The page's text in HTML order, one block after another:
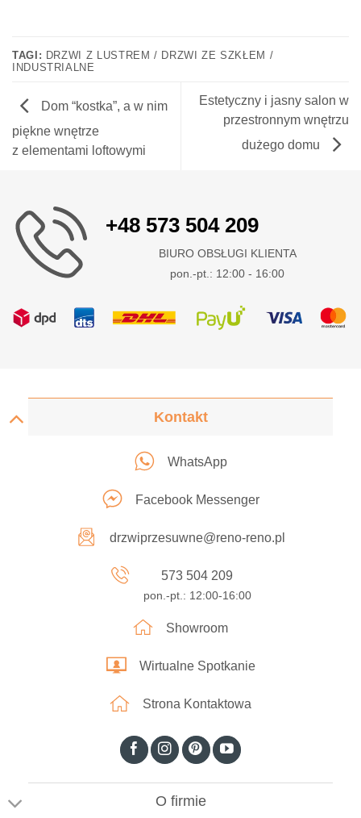
TAGI: DRZWI Z LUSTREM / DRZWI ZE SZKŁEM /
INDUSTRIALNE
Dom “kostka”, a w nim
piękne wnętrze
z elementami loftowymi
Estetyczny i jasny salon w
przestronnym wnętrzu
dużego domu
+48 573 504 209
BIURO OBSŁUGI KLIENTA
pon.-pt.: 12:00 - 16:00
Kontakt
WhatsApp
Facebook Messenger
drzwiprzesuwne@reno-reno.pl
573 504 209
pon.-pt.: 12:00-16:00
Showroom
Wirtualne Spotkanie
Strona Kontaktowa
O firmie